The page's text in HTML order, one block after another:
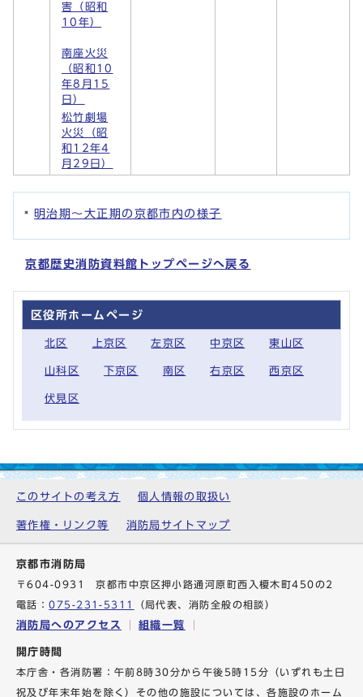
害（昭和
10年）
南座火災
（昭和10
年8月15
日）
松竹劇場
火災（昭
和12年4
月29日）
明治期～大正期の京都市内の様子
京都歴史消防資料館トップページへ戻る
区役所ホームページ
北区 上京区 左京区 中京区 東山区
山科区 下京区 南区 右京区 西京区
伏見区
このサイトの考え方 個人情報の取扱い
著作権・リンク等 消防局サイトマップ
京都市消防局
〒604-0931 京都市中京区押小路通河原町西入榎木町450の2
電話：075-231-5311 （局代表、消防全般の相談）
消防局へのアクセス 組織一覧
開庁時間
本庁舎・各消防署：午前8時30分から午後5時15分（いずれも土日
祝及び年末年始を除く）その他の施設については、各施設のホーム